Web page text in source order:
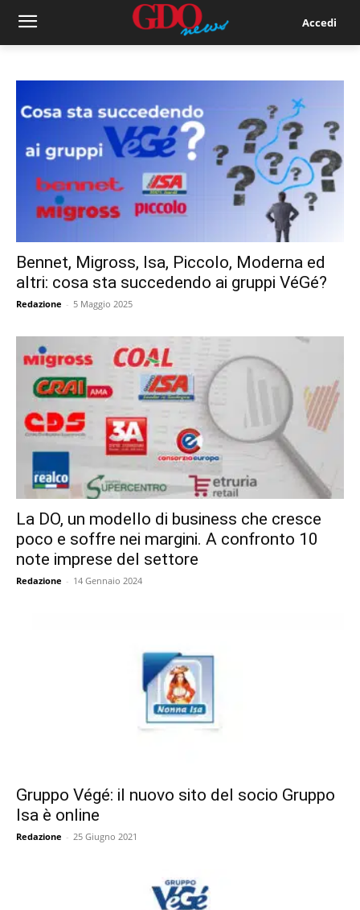
Accedi
Bennet, Migross, Isa, Piccolo, Moderna ed
altri: cosa sta succedendo ai gruppi VéGé?
Redazione - 5 Maggio 2025
La DO, un modello di business che cresce
poco e soffre nei margini. A confronto 10
note imprese del settore
Redazione - 14 Gennaio 2024
Gruppo Végé: il nuovo sito del socio Gruppo
Isa è online
Redazione - 25 Giugno 2021